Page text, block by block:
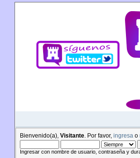
Bienvenido(a), Visitante . Por favor, ingresa o
Ingresar con nombre de usuario, contraseña y